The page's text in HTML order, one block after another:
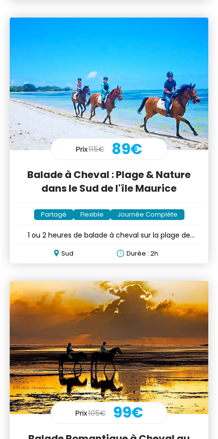
Prix115€ 89€
Balade à Cheval : Plage & Nature
dans le Sud de l'île Maurice
Partagé Flexible Journée Complète
1 ou 2 heures de balade à cheval sur la plage de
Sud Durée : 2h
Prix105€ 99€